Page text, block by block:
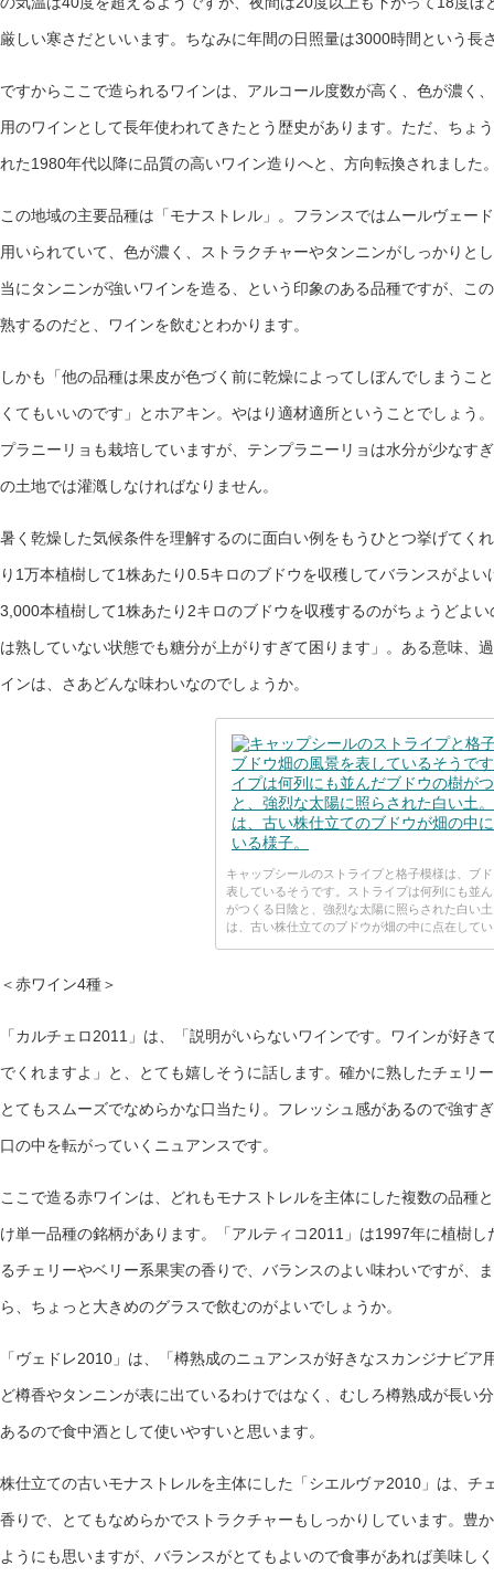
厳しい寒さだといいます。ちなみに年間の日照量は3000時間という長
ですからここで造られるワインは、アルコール度数が高く、色が濃く
用のワインとして長年使われてきたとう歴史があります。ただ、ちょ
れた1980年代以降に品質の高いワイン造りへと、方向転換されました
この地域の主要品種は「モナストレル」。フランスではムールヴェー
用いられていて、色が濃く、ストラクチャーやタンニンがしっかりと
当にタンニンが強いワインを造る、という印象のある品種ですが、こ
熟するのだと、ワインを飲むとわかります。
しかも「他の品種は果皮が色づく前に乾燥によってしぼんでしまうこ
くてもいいのです」とホアキン。やはり適材適所ということでしょう
プラニーリョも栽培していますが、テンプラニーリョは水分が少なす
の土地では灌漑しなければなりません。
暑く乾燥した気候条件を理解するのに面白い例をもうひとつ挙げてく
り1万本植樹して1株あたり0.5キロのブドウを収穫してバランスがよ
3,000本植樹して1株あたり2キロのブドウを収穫するのがちょうどよ
は熟していない状態でも糖分が上がりすぎて困ります」。ある意味、
インは、さあどんな味わいなのでしょうか。
キャップシールのストライプと格子模様は、ブ
表しているそうです。ストライプは何列にも並
がつくる日陰と、強烈な太陽に照らされた白い
は、古い株仕立てのブドウが畑の中に点在して
＜赤ワイン4種＞
「カルチェロ2011」は、「説明がいらないワインです。ワインが好
でくれますよ」と、とても嬉しそうに話します。確かに熟したチェリ
とてもスムーズでなめらかな口当たり。フレッシュ感があるので強す
口の中を転がっていくニュアンスです。
ここで造る赤ワインは、どれもモナストレルを主体にした複数の品種
け単一品種の銘柄があります。「アルティコ2011」は1997年に植樹
るチェリーやベリー系果実の香りで、バランスのよい味わいですが、
ら、ちょっと大きめのグラスで飲むのがよいでしょうか。
「ヴェドレ2010」は、「樽熟成のニュアンスが好きなスカンジナビ
ど樽香やタンニンが表に出ているわけではなく、むしろ樽熟成が長い
あるので食中酒として使いやすいと思います。
株仕立ての古いモナストレルを主体にした「シエルヴァ2010」は、チ
香りで、とてもなめらかでストラクチャーもしっかりしています。豊
ようにも思いますが、バランスがとてもよいので食事があれば美味し